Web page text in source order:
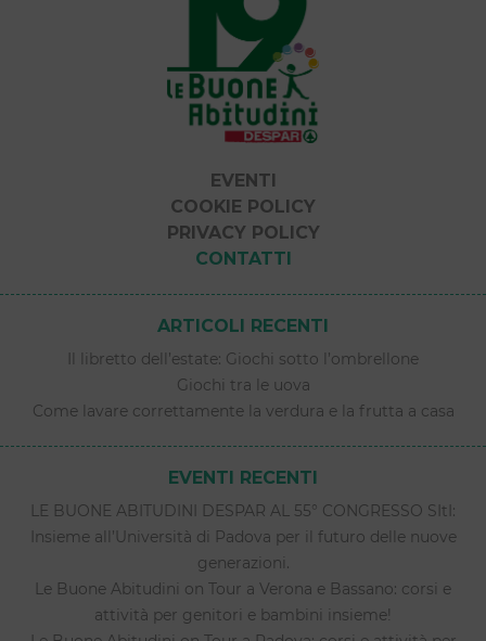
EVENTI
COOKIE POLICY
PRIVACY POLICY
CONTATTI
ARTICOLI RECENTI
Il libretto dell’estate: Giochi sotto l’ombrellone
Giochi tra le uova
Come lavare correttamente la verdura e la frutta a casa
EVENTI RECENTI
LE BUONE ABITUDINI DESPAR AL 55° CONGRESSO SItI:
Insieme all’Università di Padova per il futuro delle nuove
generazioni.
Le Buone Abitudini on Tour a Verona e Bassano: corsi e
attività per genitori e bambini insieme!